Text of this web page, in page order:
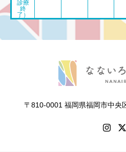
診療
終
了）
〒810-0001 福岡県福岡市中